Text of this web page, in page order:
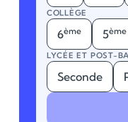
COLLÈGE
6ème 5ème
LYCÉE ET POST-
Seconde